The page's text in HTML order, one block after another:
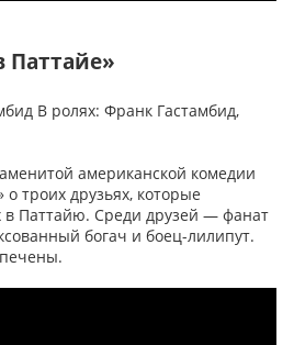
В ролях: Франк Гастамбид,
американской комедии
троих друзьях, которые
в Паттайю. Среди друзей — фанат
богач и боец-лилипут.